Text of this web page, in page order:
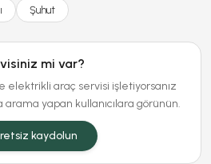
Şuhut
mi var?
elektrikli araç servisi işletiyorsanız
yapan kullanıcılara görünün.
kaydolun